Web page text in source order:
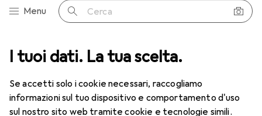
I tuoi dati. La tua scelta.
Se accetti solo i cookie necessari, raccogliamo
informazioni sul tuo dispositivo e comportamento d'uso
sul nostro sito web tramite cookie e tecnologie simili.
Categoria Navigazione
Menu Cerca
Lenti a contatto Air Optix HydraGlyde per l'astigmatismo 6
1 Immagine